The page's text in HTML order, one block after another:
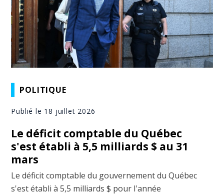
POLITIQUE
Publié le 18 juillet 2026
Le déficit comptable du Québec
s'est établi à 5,5 milliards $ au 31
mars
Le déficit comptable du gouvernement du Québec
s'est établi à 5,5 milliards $ pour l'année